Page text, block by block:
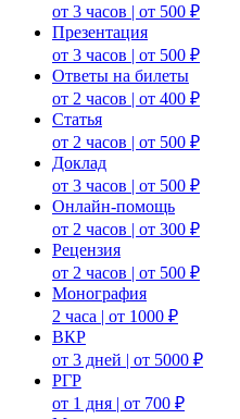
от 3 часов | от 500 ₽
Презентация
от 3 часов | от 500 ₽
Ответы на билеты
от 2 часов | от 400 ₽
Статья
от 2 часов | от 500 ₽
Доклад
от 3 часов | от 500 ₽
Онлайн-помощь
от 2 часов | от 300 ₽
Рецензия
от 2 часов | от 500 ₽
Монография
2 часа | от 1000 ₽
ВКР
от 3 дней | от 5000 ₽
РГР
от 1 дня | от 700 ₽